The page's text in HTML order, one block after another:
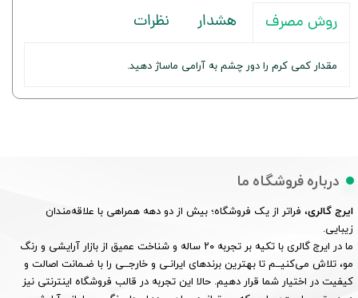
روش مصرف هشدار نظرات
مقدار کمی کرم را دور چشم به آرامی ماساژ دهید.
درباره فروشگاه ما
ایرج گالری، فراتر از یک فروشگاه؛ بیش از دو دهه همراهی با علاقه‌مندان
زیبایی.
ما در ایرج گالری با تکیه بر تجربه ۲۰ ساله و شناخت عمیق از بازار آرایشی و رنگ
مو، تلاش می‌کنیــم تا بهترین برندهای ایرانـی و خارجــی را با ضـمانت اصالت و
کیفیت در اختیار شما قرار دهیم. حالا این تجربه در قالب فروشگاه اینترنتی نیز